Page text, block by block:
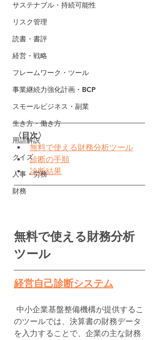
サステナブル・持続可能性
リスク管理
読書・書評
経営・戦略
フレームワーク・ツール
事業継続力強化計画・BCP
スモールビジネス・副業
生き方・働き方
用語解説
クイズ
人事・労務
財務
〈目次〉
無料で使える財務分析ツール
診断の手順
診断結果
無料で使える財務分析
ツール
経営自己診断システム
のツールでは、決算書の財務データ
を入力することで、企業の主な財務